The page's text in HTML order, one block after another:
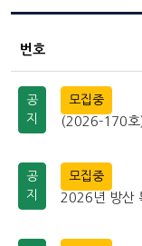
번호
공
지
모집중
(2026-170호)
공
지
모집중
2026년 방산